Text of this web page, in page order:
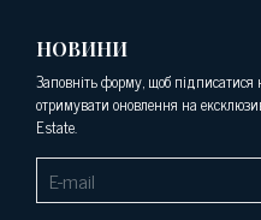
НОВИНИ
Заповніть форму, щоб
отримувати оновлення на
Estate.